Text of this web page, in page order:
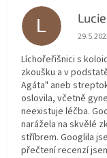
L Lucie
Líchořeřišnici s
zkoušku a v
Agáta" aneb
oslovila, včetně
neexistuje léčba.
narážela na skvělé
stříbrem. Googlila
přečtení recenzí